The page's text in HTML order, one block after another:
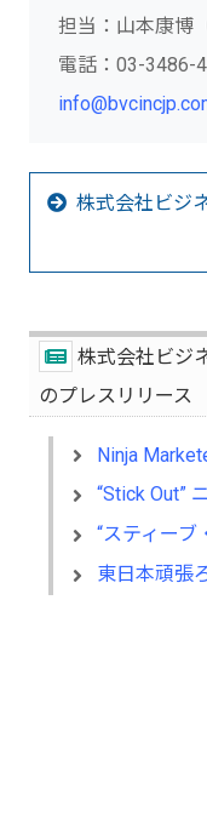
担当：山本康博
電話：03-3486-
株式会社ビジ
株式会社ビジ
のプレスリリース
Ninja
“Stick Out” ニン
“スティーブ・ジョ
東日本頑張ろう！「